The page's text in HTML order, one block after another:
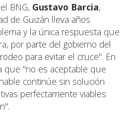
BNG, Gustavo Barcia,
de Guizán lleva años
y la única respuesta que
por parte del gobierno del
para evitar el cruce". En
que "no es aceptable que
continúe sin solución
perfectamente viables